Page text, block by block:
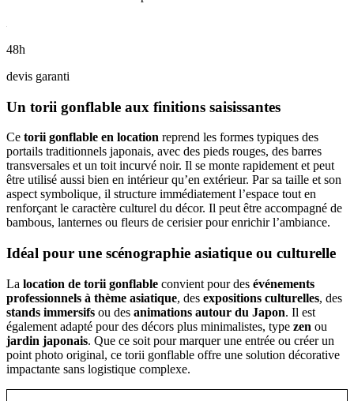
48h
devis garanti
Un torii gonflable aux finitions saisissantes
Ce torii gonflable en location reprend les formes typiques des
portails traditionnels japonais, avec des pieds rouges, des barres
transversales et un toit incurvé noir. Il se monte rapidement et peut
être utilisé aussi bien en intérieur qu’en extérieur. Par sa taille et son
aspect symbolique, il structure immédiatement l’espace tout en
renforçant le caractère culturel du décor. Il peut être accompagné de
bambous, lanternes ou fleurs de cerisier pour enrichir l’ambiance.
Idéal pour une scénographie asiatique ou culturelle
La location de torii gonflable convient pour des événements
professionnels à thème asiatique, des expositions culturelles, des
stands immersifs ou des animations autour du Japon. Il est
également adapté pour des décors plus minimalistes, type zen ou
jardin japonais. Que ce soit pour marquer une entrée ou créer un
point photo original, ce torii gonflable offre une solution décorative
impactante sans logistique complexe.